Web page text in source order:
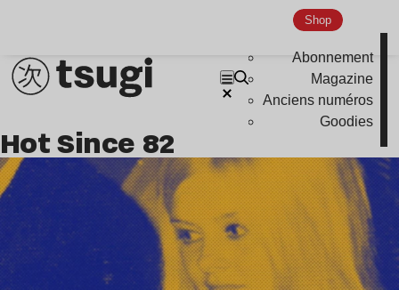
Shop
Abonnement
Magazine
Anciens numéros
Goodies
Hot Since 82